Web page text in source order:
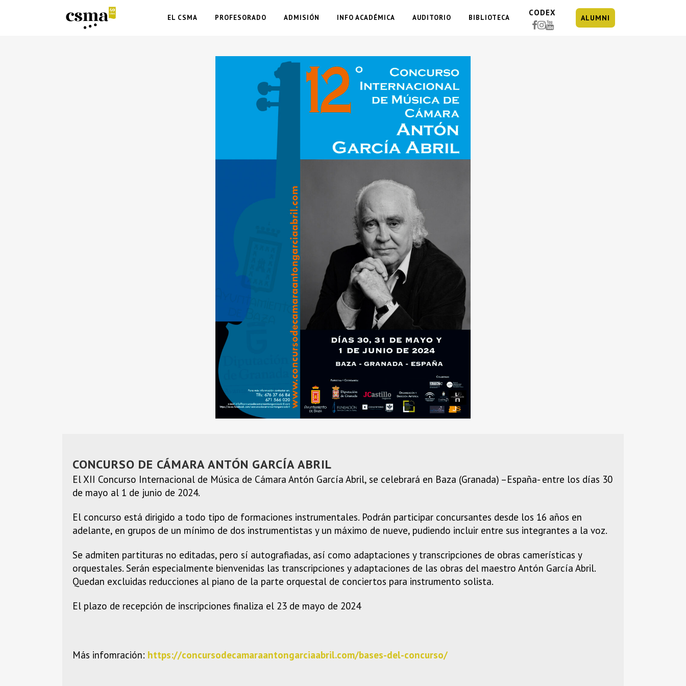
EL CSMA PROFESORADO ADMISIÓN INFO ACADÉMICA AUDITORIO BIBLIOTECA
CODEX
ALUMNI
CONCURSO DE CÁMARA ANTÓN GARCÍA ABRIL
El XII Concurso Internacional de Música de Cámara Antón García Abril, se celebrará en Baza (Granada) –España- entre los días 30
de mayo al 1 de junio de 2024.
El concurso está dirigido a todo tipo de formaciones instrumentales. Podrán participar concursantes desde los 16 años en
adelante, en grupos de un mínimo de dos instrumentistas y un máximo de nueve, pudiendo incluir entre sus integrantes a la voz.
Se admiten partituras no editadas, pero sí autografiadas, así como adaptaciones y transcripciones de obras camerísticas y
orquestales. Serán especialmente bienvenidas las transcripciones y adaptaciones de las obras del maestro Antón García Abril.
Quedan excluidas reducciones al piano de la parte orquestal de conciertos para instrumento solista.
El plazo de recepción de inscripciones finaliza el 23 de mayo de 2024
Más infomración: https://concursodecamaraantongarciaabril.com/bases-del-concurso/